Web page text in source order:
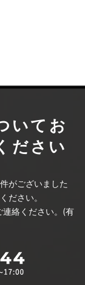
いて お
ださい
がございました
ださい。
連絡ください。(有